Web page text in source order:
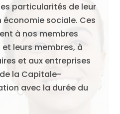
particularités de leur
économie sociale. Ces
à nos membres
leurs membres, à
et aux entreprises
la Capitale-
avec la durée du